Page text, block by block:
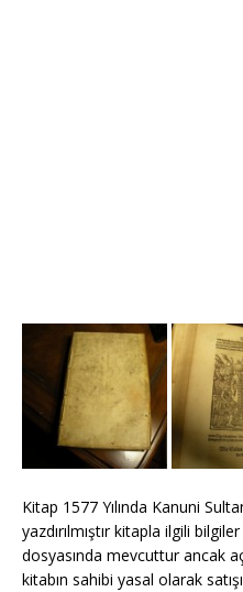
Kitap 1577 Yılında Kanuni
yazdırılmıştır kitapla ilgili
dosyasında mevcuttur ancak
kitabın sahibi yasal olarak